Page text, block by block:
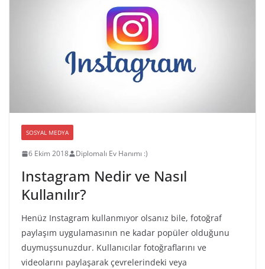
SOSYAL MEDYA
6 Ekim 2018 Diplomalı Ev Hanımı :)
Instagram Nedir ve Nasıl
Kullanılır?
Henüz Instagram kullanmıyor olsanız bile, fotoğraf
paylaşım uygulamasının ne kadar popüler olduğunu
duymuşsunuzdur. Kullanıcılar fotoğraflarını ve
videolarını paylaşarak çevrelerindeki veya